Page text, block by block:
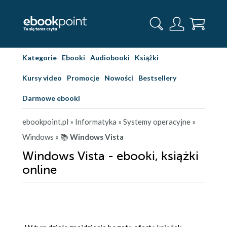
Kategorie Ebooki Audiobooki Książki
Kursy video Promocje Nowości Bestsellery
Darmowe ebooki
ebookpoint.pl » Informatyka » Systemy operacyjne »
Windows » 📚Windows Vista
Windows Vista - ebooki, książki
online